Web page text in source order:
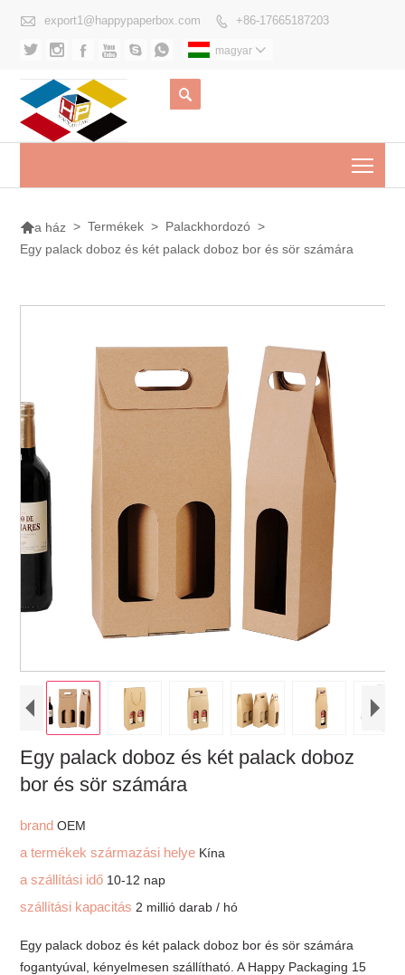
 export1@happypaperbox.com  +86-17665187203
      magyar 

a ház > Termékek > Palackhordozó >
Egy palack doboz és két palack doboz bor és sör számára
Egy palack doboz és két palack doboz
bor és sör számára
brandOEM
a termékek származási helye Kína
a szállítási idő 10-12 nap
szállítási kapacitás 2 millió darab / hó
Egy palack doboz és két palack doboz bor és sör számára
fogantyúval, kényelmesen szállítható. A Happy Packaging 15